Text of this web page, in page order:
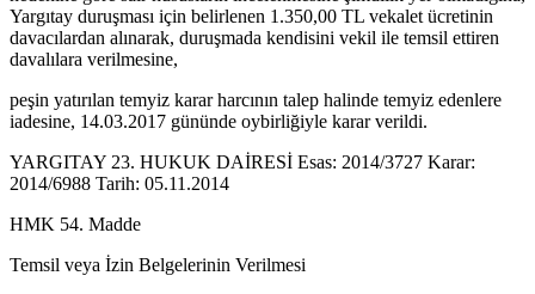
Yargıtay duruşması için belirlenen 1.350,00 TL vekalet ücretinin
davacılardan alınarak, duruşmada kendisini vekil ile temsil ettiren
davalılara verilmesine,
peşin yatırılan temyiz karar harcının talep halinde temyiz edenlere
iadesine, 14.03.2017 gününde oybirliğiyle karar verildi.
YARGITAY 23. HUKUK DAİRESİ Esas: 2014/3727 Karar:
2014/6988 Tarih: 05.11.2014
HMK 54. Madde
Temsil veya İzin Belgelerinin Verilmesi